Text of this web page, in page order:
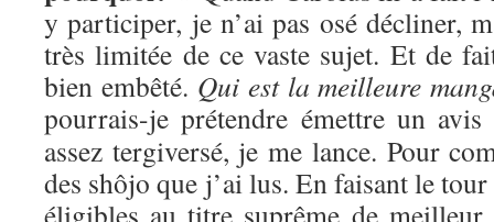
y participer, je n’ai pas osé décliner,
très limitée de ce vaste sujet. Et de
bien embêté. Qui est la meilleure
pourrais-je prétendre émettre un
assez tergiversé, je me lance. Pour
des shôjo que j’ai lus. En faisant le tour
éligibles au titre suprême de